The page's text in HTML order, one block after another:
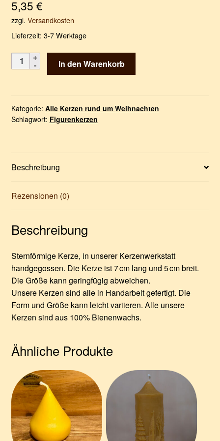
5,35 €
zzgl. Versandkosten
Lieferzeit: 3-7 Werktage
Sternenkerze
klein
In den Warenkorb
Kategorie: Alle Kerzen rund um Weihnachten
Schlagwort: Figurenkerzen
Beschreibung
Rezensionen (0)
Beschreibung
Sternförmige Kerze, in unserer Kerzenwerkstatt
handgegossen. Die Kerze ist 7 cm lang und 5 cm breit.
Die Größe kann geringfügig abweichen.
Unsere Kerzen sind alle in Handarbeit gefertigt. Die
Form und Größe kann leicht variieren. Alle unsere
Kerzen sind aus 100% Bienenwachs.
Ähnliche Produkte